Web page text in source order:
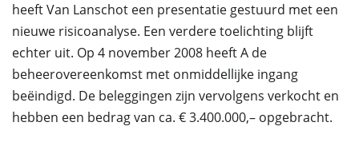
heeft Van Lanschot een presentatie gestuurd met een
nieuwe risicoanalyse. Een verdere toelichting blijft
echter uit. Op 4 november 2008 heeft A de
beheerovereenkomst met onmiddellijke ingang
beëindigd. De beleggingen zijn vervolgens verkocht en
hebben een bedrag van ca. € 3.400.000,– opgebracht.